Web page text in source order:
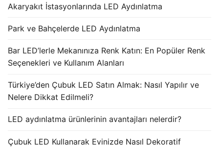
Akaryakıt İstasyonlarında LED Aydınlatma
Park ve Bahçelerde LED Aydınlatma
Bar LED’lerle Mekanınıza Renk Katın: En Popüler Renk
Seçenekleri ve Kullanım Alanları
Türkiye’den Çubuk LED Satın Almak: Nasıl Yapılır ve
Nelere Dikkat Edilmeli?
LED aydınlatma ürünlerinin avantajları nelerdir?
Çubuk LED Kullanarak Evinizde Nasıl Dekoratif